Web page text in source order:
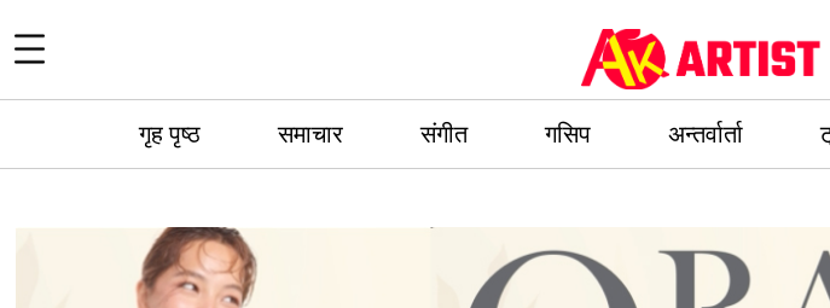
गृह पृष्ठ समाचार संगीत गसिप अन्तर्वार्ता